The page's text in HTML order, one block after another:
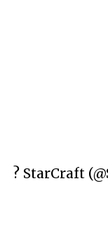
? StarCraft